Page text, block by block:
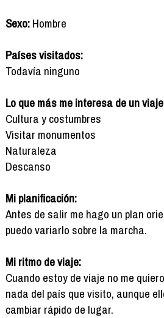
Sexo:Hombre
Países visitados:
Todavía ninguno
Lo que más me interesa de un
Cultura y costumbres
Visitar monumentos
Naturaleza
Descanso
Mi planificación:
Antes de salir me hago un plan
puedo variarlo sobre la marcha.
Mi ritmo de viaje:
Cuando estoy de viaje no me
nada del país que visito, aunque
cambiar rápido de lugar.